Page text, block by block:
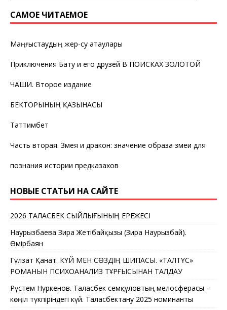
САМОЕ ЧИТАЕМОЕ
Маңғыстаудың жер-су атаулары
Приключения Бату и его друзей В ПОИСКАХ ЗОЛОТОЙ
ЧАШИ. Второе издание
БЕКТОРЫНЫҢ ҚАЗЫНАСЫ
Таттимбет
Часть вторая. Змея и дракон: значение образа змеи для
познания истории предказахов
НОВЫЕ СТАТЬИ НА САЙТЕ
2026 ТАЛАСБЕК СЫЙЛЫҒЫНЫҢ ЕРЕЖЕСІ
Наурызбаева Зира Жетібайқызы (Зира Наурызбай).
Өмірбаян
Гүлзат Қанат. КҮЙ МЕН СӨЗДІҢ ШИПАСЫ. «ТАЛТҮС»
РОМАНЫН ПСИХОАНАЛИЗ ТҰРҒЫСЫНАН ТАЛДАУ
Рүстем Нұркенов. Таласбек Әсемқұловтың мелосферасы –
көңіл түкпіріндегі күй. Таласбектану 2025 номинанты